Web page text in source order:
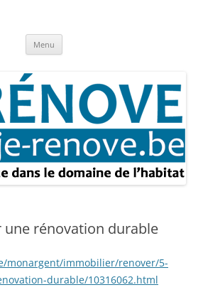
Menu
une rénovation durable
monargent/immobilier/renover/5-
durable/10316062.html